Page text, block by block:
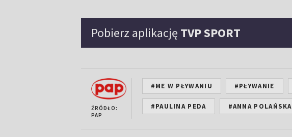
Pobierz aplikację TVP SPORT
ŹRÓDŁO:
PAP
#ME W PŁYWANIU #PŁYWANIE
#PAULINA PEDA #ANNA POLAŃSKA